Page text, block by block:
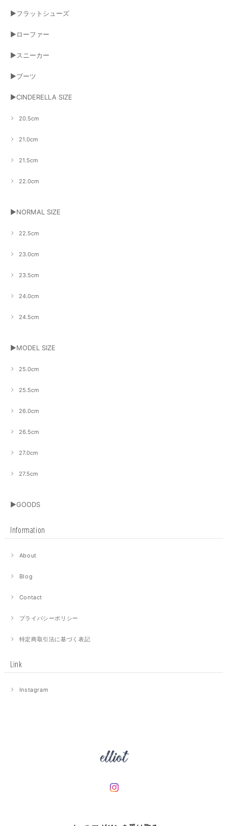
▶フラットシューズ
▶ローファー
▶スニーカー
▶ブーツ
▶CINDERELLA SIZE
20.5cm
21.0cm
21.5cm
22.0cm
▶NORMAL SIZE
22.5cm
23.0cm
23.5cm
24.0cm
24.5cm
▶MODEL SIZE
25.0cm
25.5cm
26.0cm
26.5cm
27.0cm
27.5cm
▶GOODS
Information
About
Blog
Contact
プライバシーポリシー
特定商取引法に基づく表記
Link
Instagram